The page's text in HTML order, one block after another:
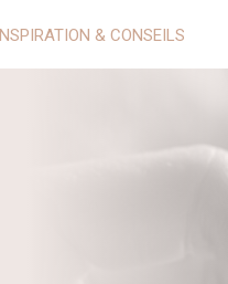
INSPIRATION & CONSEILS